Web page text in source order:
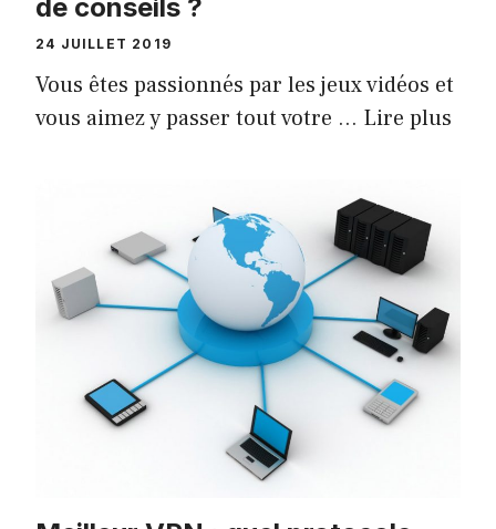
de conseils ?
24 JUILLET 2019
Vous êtes passionnés par les jeux vidéos et
vous aimez y passer tout votre … Lire plus